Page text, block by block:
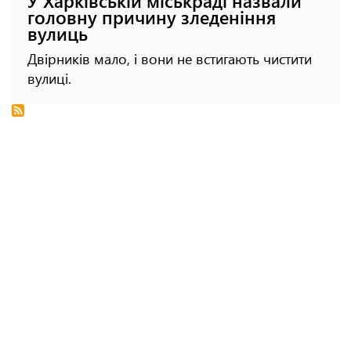
головну причину зледеніння
вулиць
Двірників мало, і вони не встигають чистити
вулиці.